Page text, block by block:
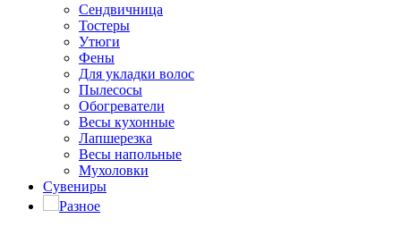
Сендвичница
Тостеры
Утюги
Фены
Для укладки волос
Пылесосы
Обогреватели
Весы кухонные
Лапшерезка
Весы напольные
Мухоловки
Сувениры
Разное